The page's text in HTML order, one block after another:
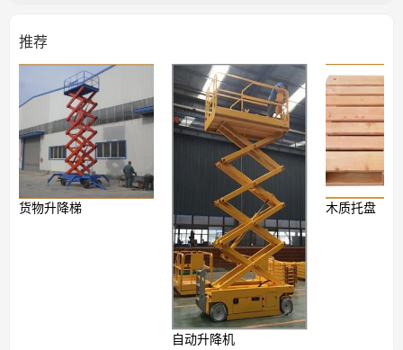
推荐
货物升降梯
自动升降机
木质托盘